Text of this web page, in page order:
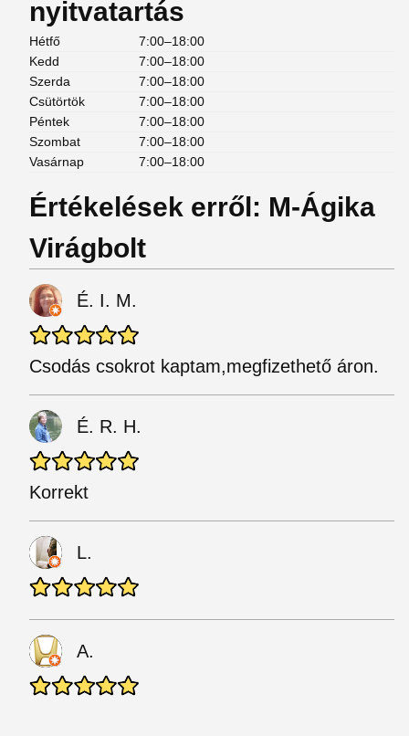
nyitvatartás
Hétfő
7:00–18:00
Kedd
7:00–18:00
Szerda
7:00–18:00
Csütörtök
7:00–18:00
Péntek
7:00–18:00
Szombat
7:00–18:00
Vasárnap
7:00–18:00
Értékelések erről: M-Ágika
Virágbolt
É. I. M.
Csodás csokrot kaptam,megfizethető áron.
É. R. H.
Korrekt
L.
A.